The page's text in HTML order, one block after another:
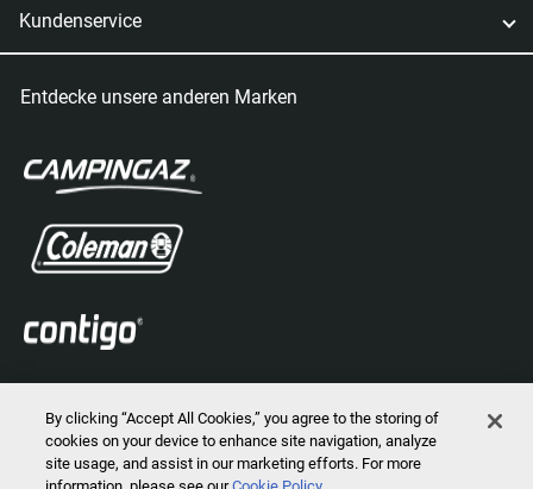
Kundenservice
Entdecke unsere anderen Marken
By clicking “Accept All Cookies,” you agree to the storing of
cookies on your device to enhance site navigation, analyze
site usage, and assist in our marketing efforts. For more